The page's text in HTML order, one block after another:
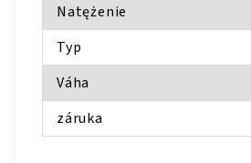
Natężenie
Typ
Váha
záruka